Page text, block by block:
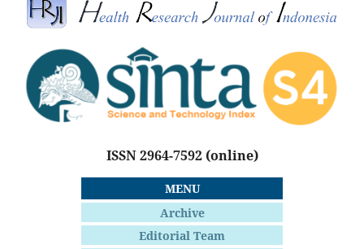
ISSN 2964-7592(online)
MENU
Archive
Editorial Team